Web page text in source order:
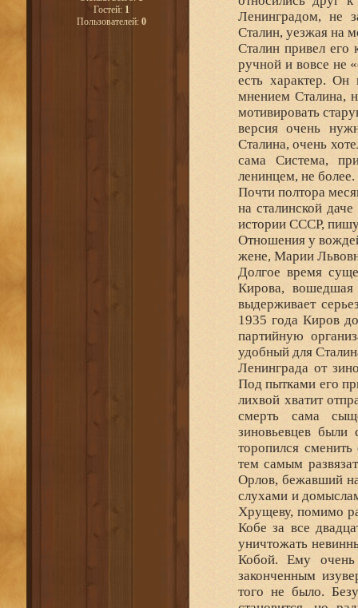
Гостей: 1
Пользователей: 0
Ленинградом, не
Сталин, уезжая на
Сталин привел его
ручной и вовсе не
есть характер.
мнением Сталина,
мотивировать
версия очень
Сталина, очень
сама Система,
ленинцем, не более.
Почти полтора
на сталинской
истории СССР,
Отношения у
жене, Марии
Долгое время
Кирова,
выдерживает
1935 года Киров
партийную
удобный для
Ленинграда от
Под пытками его
лихвой хватит
смерть сама
зиновьевцев
торопился
тем самым
Орлов, бежавший
слухами и
Хрущеву, помимо
Кобе за все
уничтожать
Кобой. Ему очень
законченным
того не было.